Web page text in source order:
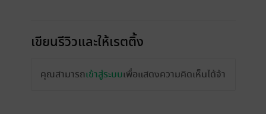
เขียนรีวิวและให้เรตติ้ง
คุณสามารถเข้าสู่ระบบเพื่อแสดงความคิดเห็นได้จ้า